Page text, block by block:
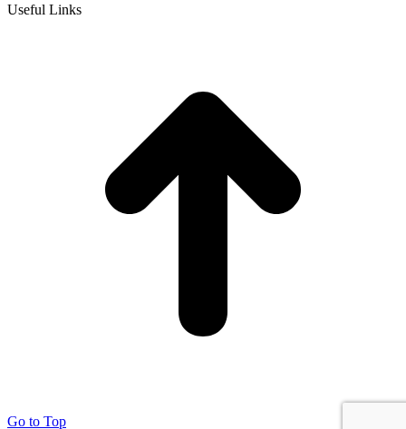
Useful Links
Go to Top